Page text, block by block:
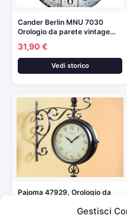
Gestisci
Cander Berlin MNU 7030
Orologio da parete vintage…
31,90 €
Vedi storico
Pajoma 47929, Orologio da